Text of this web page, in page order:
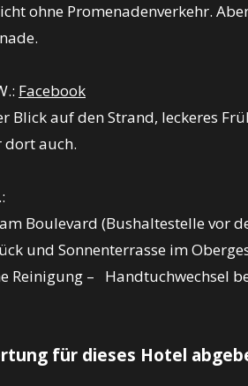
ohne Promenadenverkehr.
Facebook
Blick auf den Strand, leckeres
dort auch.
Boulevard (Bushaltestelle vor
und Sonnenterrasse im
Reinigung – Handtuchwechsel
für dieses Hotel